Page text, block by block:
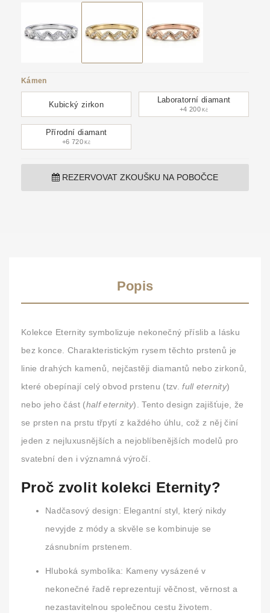
Kámen
Kubický zirkon Laboratorní diamant
+4 200 Kč
Přírodní diamant
+6 720 Kč
REZERVOVAT ZKOUŠKU NA POBOČCE
Popis
Kolekce Eternity symbolizuje nekonečný příslib a lásku
bez konce. Charakteristickým rysem těchto prstenů je
linie drahých kamenů, nejčastěji diamantů nebo zirkonů,
které obepínají celý obvod prstenu (tzv.full eternity)
nebo jeho část (half eternity). Tento design zajišťuje, že
se prsten na prstu třpytí z každého úhlu, což z něj činí
jeden z nejluxusnějších a nejoblíbenějších modelů pro
svatební den i významná výročí.
Proč zvolit kolekci Eternity?
Nadčasový design: Elegantní styl, který nikdy
nevyjde z módy a skvěle se kombinuje se
zásnubním prstenem.
Hluboká symbolika: Kameny vysázené v
nekonečné řadě reprezentují věčnost, věrnost a
nezastavitelnou společnou cestu životem.